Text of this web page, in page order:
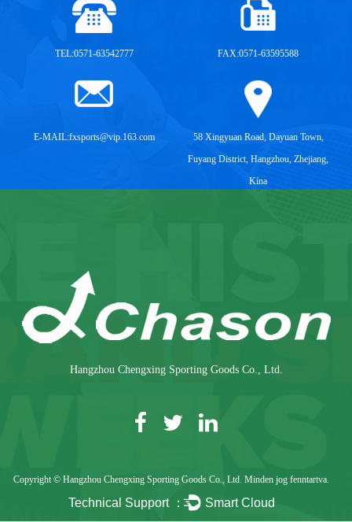
TEL:0571-63542777 FAX:0571-63595588
E-MAIL:fxsports@vip.163.com
58 Xingyuan Road, Dayuan Town,
Fuyang District, Hangzhou, Zhejiang,
Kína
Hangzhou Chengxing Sporting Goods Co., Ltd.
Copyright © Hangzhou Chengxing Sporting Goods Co., Ltd. Minden jog fenntartva.
Technical Support ： Smart Cloud